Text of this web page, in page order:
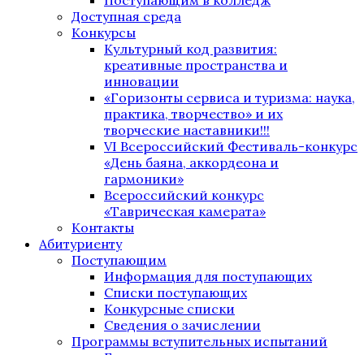
Доступная среда
Конкурсы
Культурный код развития:
креативные пространства и
инновации
«Горизонты сервиса и туризма: наука,
практика, творчество» и их
творческие наставники!!!
VI Всероссийский Фестиваль-конкурс
«День баяна, аккордеона и
гармоники»
Всероссийский конкурс
«Таврическая камерата»
Контакты
Абитуриенту
Поступающим
Информация для поступающих
Списки поступающих
Конкурсные списки
Сведения о зачислении
Программы вступительных испытаний